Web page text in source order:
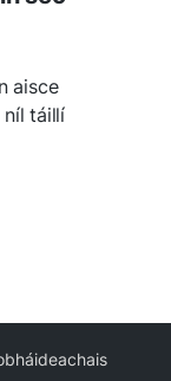
aisce
táillí